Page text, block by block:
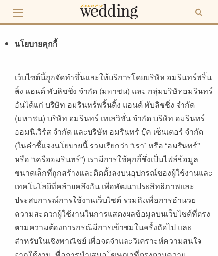
content
นโยบายคุกกี้
เว็บไซต์นี้ถูกจัดทำขึ้นและให้บริการโดยบริษัท อมรินทร์พริ้น
ติ้ง แอนด์พับลิชชิ่ง จำกัด (มหาชน) และ กลุ่มบริษัทอมรินทร์
อันได้แก่ บริษัท อมรินทร์พริ้นติ้ง แอนด์พับลิชชิ่ง จำกัด
(มหาชน) บริษัท อมรินทร์ เทเลวิชั่น จำกัดบริษัท อมรินทร์
ออมนิเวิร์ส จำกัด และบริษัท อมรินทร์ บุ๊ค เซ็นเตอร์ จำกัด
(ในคำชี้แจงนโยบายนี้ รวมเรียกว่า “เรา”หรือ “อมรินทร์”
หรือ “เครืออมรินทร์”) เรามีการใช้คุกกี้ซึ่งเป็นไฟล์ข้อมูล
ขนาดเล็กที่ถูกสร้างและติดตั้งลงบนอุปกรณ์ของผู้ใช้งานและ
เทคโนโลยีที่คล้ายคลึงกัน เพื่อพัฒนาประสิทธิภาพและ
ประสบการณ์การใช้งานเว็บไซต์ รวมถึงเพื่อการอำนวย
ความสะดวกผู้ใช้งานในการแสดงผลข้อมูลบนเว็บไซต์ที่ตรง
ตามความต้องการกรณีมีการเข้าชมในครั้งถัดไป และ
สำหรับในเชิงพาณิชย์ เพื่อจดจำและวิเคราะห์ความสนใจ